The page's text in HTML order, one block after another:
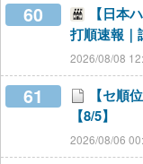
60
【日本
打順速報｜
2026/08/08
61
【セ順
【8/5】
2026/08/06